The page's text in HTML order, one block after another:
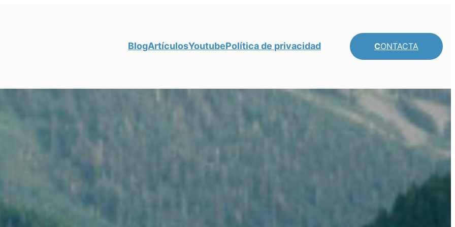
BlogArtículosYoutubePolítica de privacidad CONTACTA